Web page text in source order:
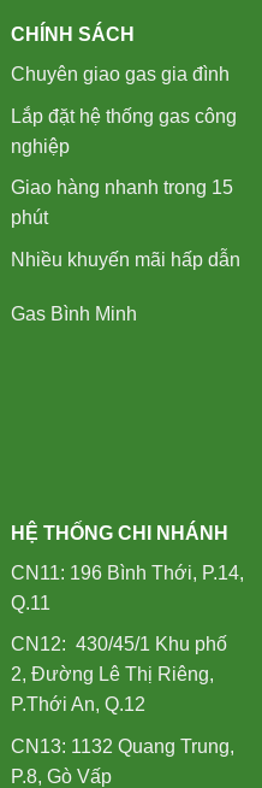
CHÍNH SÁCH
Chuyên giao gas gia đình
Lắp đặt hệ thống gas công
nghiệp
Giao hàng nhanh trong 15
phút
Nhiều khuyến mãi hấp dẫn
Gas Bình Minh
HỆ THỐNG CHI NHÁNH
CN11: 196 Bình Thới, P.14,
Q.11
CN12: 430/45/1 Khu phố
2, Đường Lê Thị Riêng,
P.Thới An, Q.12
CN13: 1132 Quang Trung,
P.8, Gò Vấp